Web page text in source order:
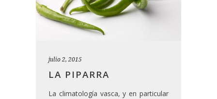
julio 2, 2015
LA PIPARRA
La climatología vasca, y en particular